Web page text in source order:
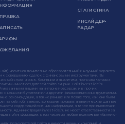
СТАТИСТИКА
ИНСАЙДЕР-
РАДАР
носит исключительно образовательный и научный характер
к совершению сделок с финансовыми инструментами. Вы
свой страх и риск. Компании и аналитики, прогнозы которых
от создателей сайта лицами. Сайт invest-idei.ru
лицами на интернет-ресурсах и в прочих
с ценными бумагами или другими финансовыми инструментами.
рекомендации, а также раньше или позже того, как они были
на себя обязательство корректировать аналитические данные
содержащейся в них информации, а также при выявлении
Администрация invest-idei.ru не несет ответственности за
информации, в том числе за любые возможные убытки от